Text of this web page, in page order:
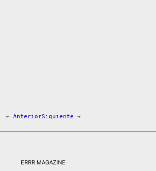
← AnteriorSiguiente →
ERRR MAGAZINE